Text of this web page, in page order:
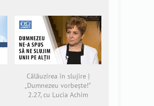
Călăuzirea în slujire |
„Dumnezeu vorbește!”
2.27, cu Lucia Achim